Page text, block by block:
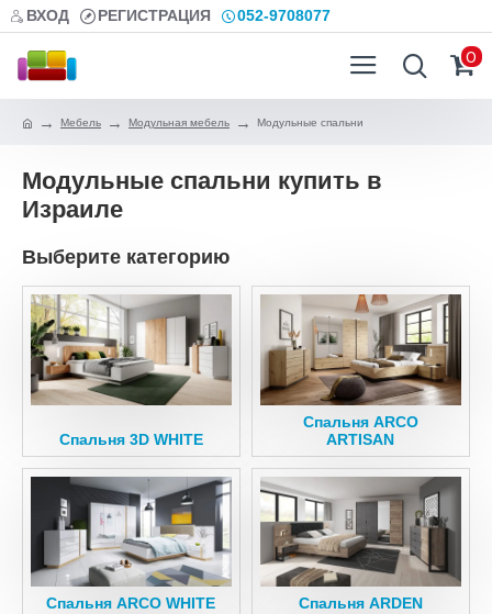
ВХОД РЕГИСТРАЦИЯ 052-9708077
0
Мебель Модульная мебель Модульные спальни
Модульные спальни купить в
Израиле
Выберите категорию
Спальня 3D WHITE
Спальня ARCO
ARTISAN
Спальня ARCO WHITE Спальня ARDEN